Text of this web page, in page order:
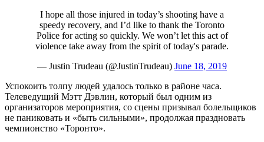
I hope all those injured in today’s shooting have a
speedy recovery, and I’d like to thank the Toronto
Police for acting so quickly. We won’t let this act of
violence take away from the spirit of today's parade.
— Justin Trudeau (@JustinTrudeau) June 18, 2019
Успокоить толпу людей удалось только в районе часа.
Телеведущий Мэтт Дэвлин, который был одним из
организаторов мероприятия, со сцены призывал болельщиков
не паниковать и «быть сильными», продолжая праздновать
чемпионство «Торонто».